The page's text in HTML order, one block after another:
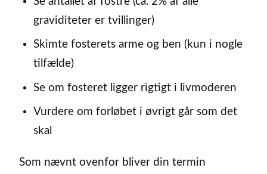
graviditeter er tvillinger)
Skimte fosterets arme og ben (kun i nogle
tilfælde)
Se om fosteret ligger rigtigt i livmoderen
Vurdere om forløbet i øvrigt går som det
skal
Som nævnt ovenfor bliver din termin